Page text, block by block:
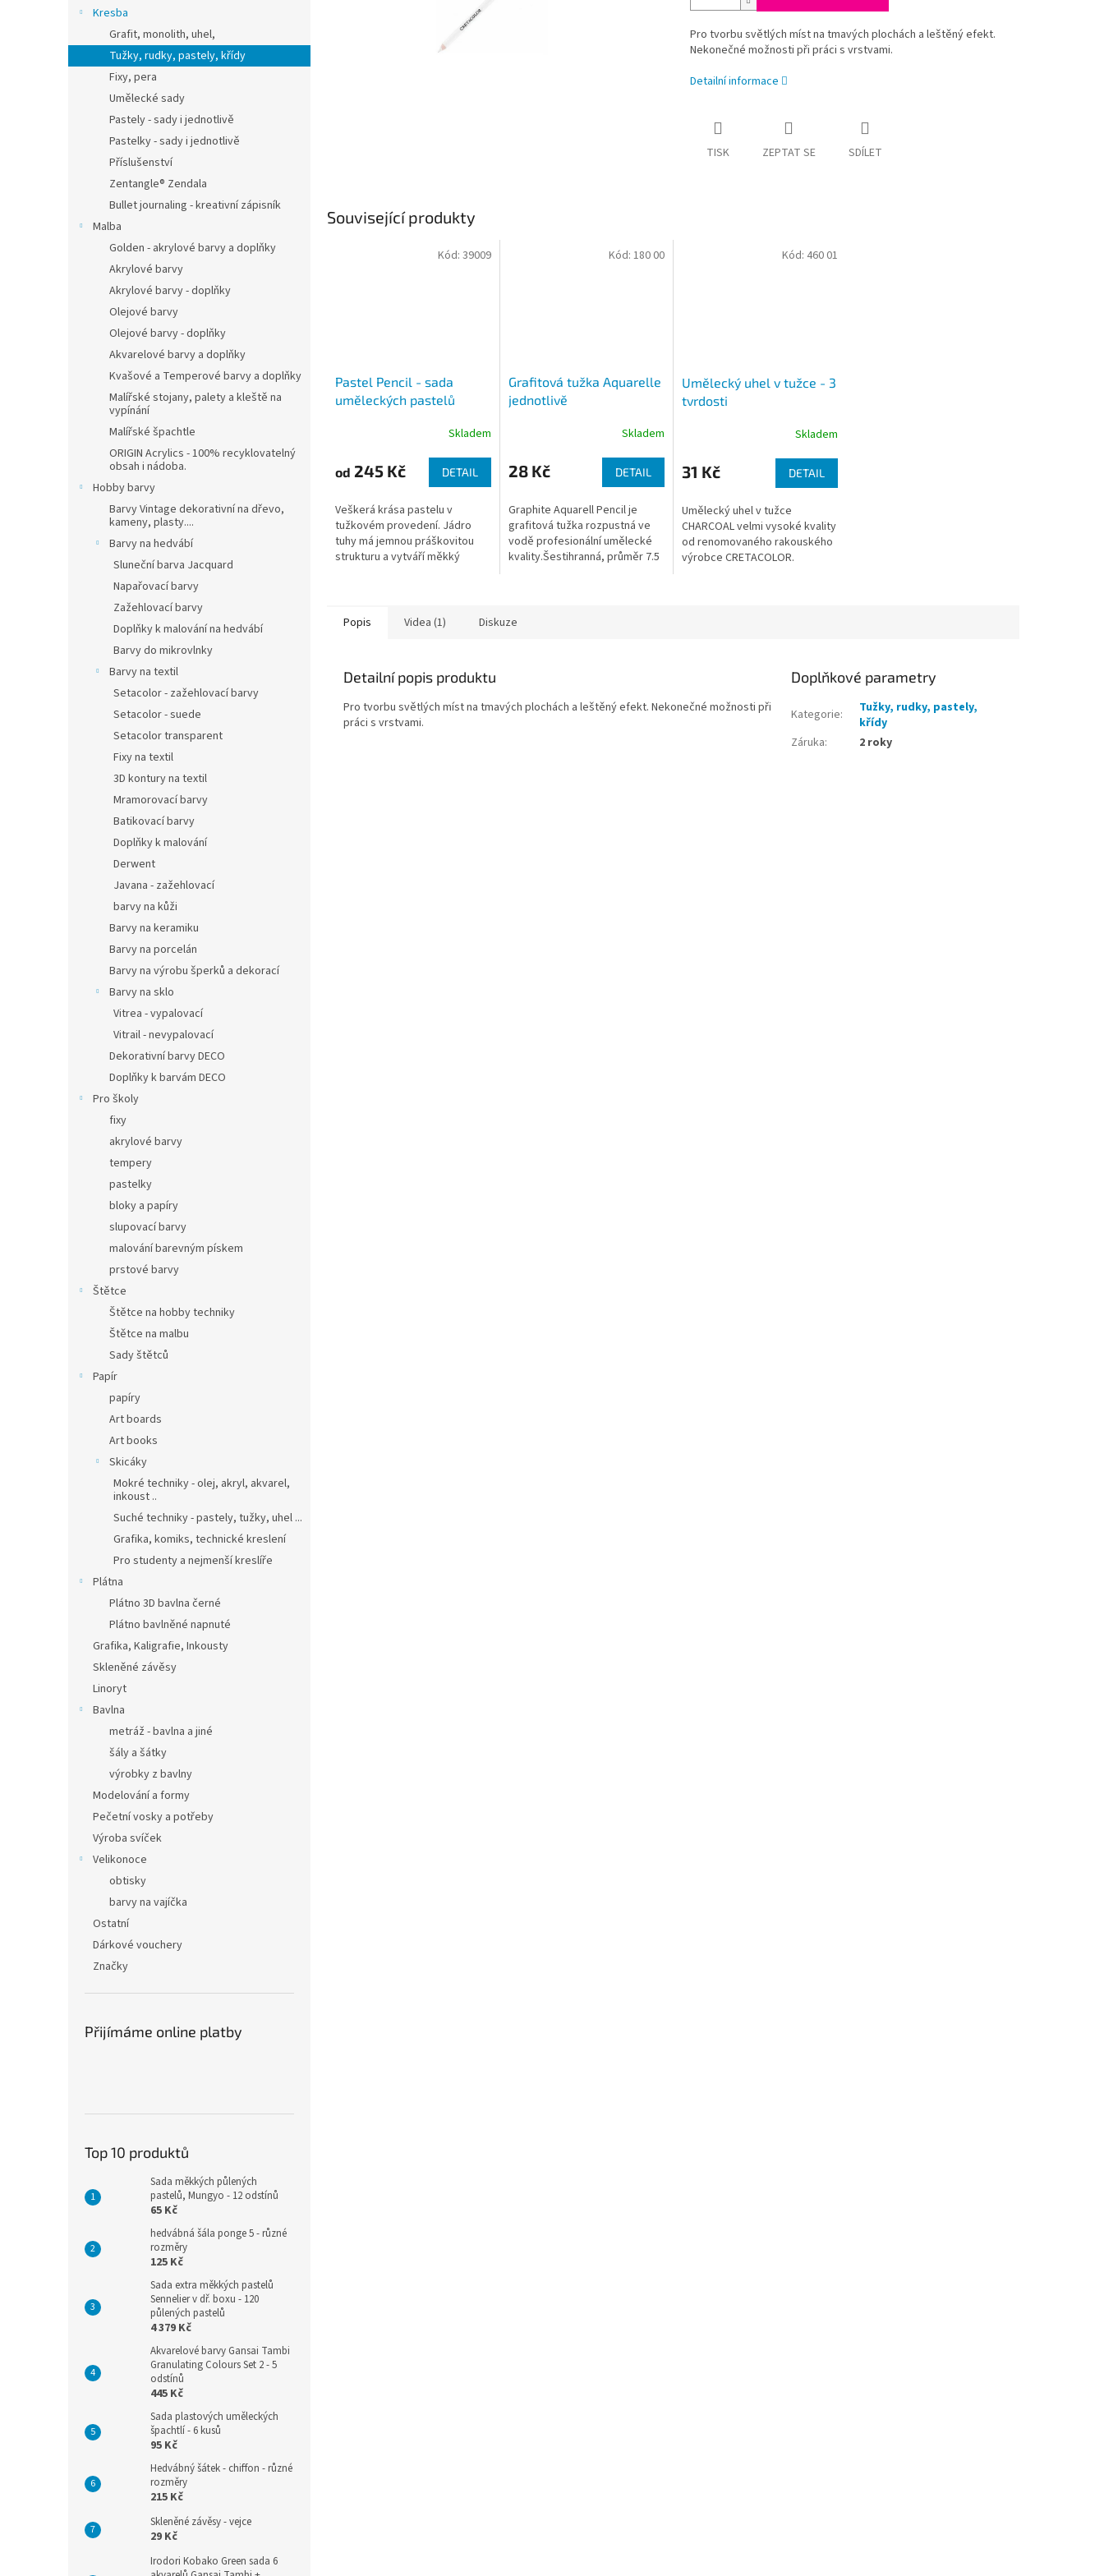
l
Kresba
Grafit, monolith, uhel,
Tužky, rudky, pastely, křídy
Fixy, pera
Umělecké sady
Pastely - sady i jednotlivě
Pastelky - sady i jednotlivě
Příslušenství
Zentangle® Zendala
Bullet journaling - kreativní zápisník
Malba
Golden - akrylové barvy a doplňky
Akrylové barvy
Akrylové barvy - doplňky
Olejové barvy
Olejové barvy - doplňky
Akvarelové barvy a doplňky
Kvašové a Temperové barvy a doplňky
Malířské stojany, palety a kleště na
vypínání
Malířské špachtle
ORIGIN Acrylics - 100% recyklovatelný
obsah i nádoba.
Hobby barvy
Barvy Vintage dekorativní na dřevo,
kameny, plasty....
Barvy na hedvábí
Sluneční barva Jacquard
Napařovací barvy
Zažehlovací barvy
Doplňky k malování na hedvábí
Barvy do mikrovlnky
Barvy na textil
Setacolor - zažehlovací barvy
Setacolor - suede
Setacolor transparent
Fixy na textil
3D kontury na textil
Mramorovací barvy
Batikovací barvy
Doplňky k malování
Derwent
Javana - zažehlovací
barvy na kůži
Barvy na keramiku
Barvy na porcelán
Barvy na výrobu šperků a dekorací
Barvy na sklo
Vitrea - vypalovací
Vitrail - nevypalovací
Dekorativní barvy DECO
Doplňky k barvám DECO
Pro školy
fixy
akrylové barvy
tempery
pastelky
bloky a papíry
slupovací barvy
malování barevným pískem
prstové barvy
Štětce
Štětce na hobby techniky
Štětce na malbu
Sady štětců
Papír
papíry
Art boards
Art books
Skicáky
Mokré techniky - olej, akryl, akvarel,
inkoust ..
Suché techniky - pastely, tužky, uhel ...
Grafika, komiks, technické kreslení
Pro studenty a nejmenší kreslíře
Plátna
Plátno 3D bavlna černé
Plátno bavlněné napnuté
Grafika, Kaligrafie, Inkousty
Skleněné závěsy
Linoryt
Bavlna
metráž - bavlna a jiné
šály a šátky
výrobky z bavlny
Modelování a formy
Pečetní vosky a potřeby
Výroba svíček
Velikonoce
obtisky
barvy na vajíčka
Ostatní
Dárkové vouchery
Značky
Přijímáme online platby
Top 10 produktů
Sada měkkých půlených
pastelů, Mungyo - 12 odstínů
65 Kč
hedvábná šála ponge 5 - různé
rozměry
125 Kč
Sada extra měkkých pastelů
Sennelier v dř. boxu - 120
půlených pastelů
4 379 Kč
Akvarelové barvy Gansai Tambi
Granulating Colours Set 2 - 5
odstínů
445 Kč
Sada plastových uměleckých
špachtlí - 6 kusů
95 Kč
Hedvábný šátek - chiffon - různé
rozměry
215 Kč
Skleněné závěsy - vejce
29 Kč
Irodori Kobako Green sada 6
Pro tvorbu světlých míst na tmavých plochách a leštěný efekt.
Nekonečné možnosti při práci s vrstvami.
Detailní informace
TISK ZEPTAT SE SDÍLET
Související produkty
Pastel Pencil - sada
uměleckých pastelů
Skladem
od 245 Kč DETAIL
Veškerá krása pastelu v
tužkovém provedení. Jádro
tuhy má jemnou práškovitou
strukturu a vytváří měkký
Kód: 39009
Grafitová tužka Aquarelle
jednotlivě
Skladem
28 Kč DETAIL
Graphite Aquarell Pencil je
grafitová tužka rozpustná ve
vodě profesionální umělecké
kvality.Šestihranná, průměr 7.5
Kód: 180 00
Umělecký uhel v tužce - 3
tvrdosti
Skladem
31 Kč DETAIL
Umělecký uhel v tužce
CHARCOAL velmi vysoké kvality
od renomovaného rakouského
výrobce CRETACOLOR.
Kód: 460 01
Popis Videa (1) Diskuze
Detailní popis produktu
Pro tvorbu světlých míst na tmavých plochách a leštěný efekt. Nekonečné možnosti při
práci s vrstvami.
Doplňkové parametry
Kategorie:
Tužky, rudky, pastely,
křídy
Záruka: 2 roky